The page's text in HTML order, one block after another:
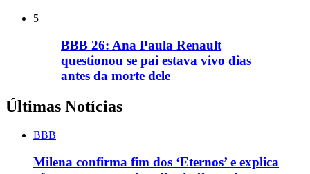
5
BBB 26: Ana Paula Renault
questionou se pai estava vivo dias
antes da morte dele
Últimas Notícias
BBB
Milena confirma fim dos ‘Eternos’ e explica